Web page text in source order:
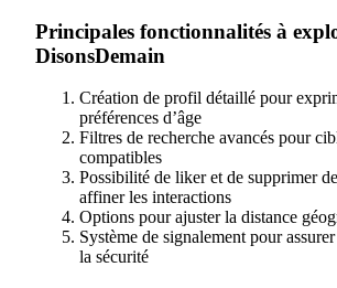
Principales fonctionnalités à
DisonsDemain
Création de profil détaillé pour
préférences d’âge
Filtres de recherche avancés pour
compatibles
Possibilité de liker et de supprimer
affiner les interactions
Options pour ajuster la distance
Système de signalement pour
la sécurité